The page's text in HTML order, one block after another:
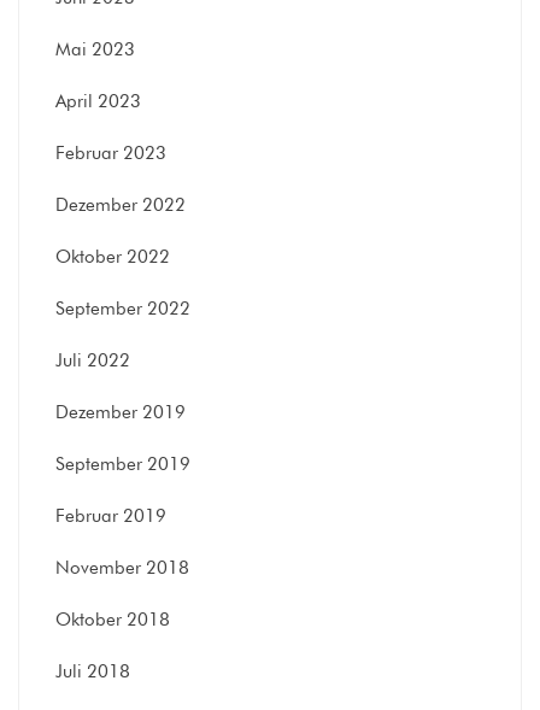
Mai 2023
April 2023
Februar 2023
Dezember 2022
Oktober 2022
September 2022
Juli 2022
Dezember 2019
September 2019
Februar 2019
November 2018
Oktober 2018
Juli 2018